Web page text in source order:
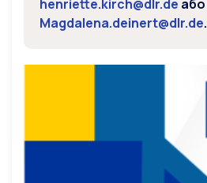
henriette.kirch@dlr.de або
Magdalena.deinert@dlr.de.